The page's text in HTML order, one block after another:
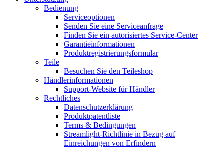
Bedienung
Serviceoptionen
Senden Sie eine Serviceanfrage
Finden Sie ein autorisiertes Service-Center
Garantieinformationen
Produktregistrierungsformular
Teile
Besuchen Sie den Teileshop
Händlerinformationen
Support-Website für Händler
Rechtliches
Datenschutzerklärung
Produktpatentliste
Terms & Bedingungen
Streamlight-Richtlinie in Bezug auf
Einreichungen von Erfindern